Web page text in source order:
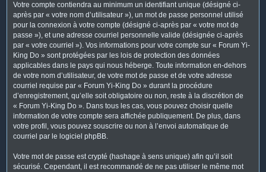
Votre compte contiendra au minimum un identifiant unique (désigné ci-
après par « votre nom d’utilisateur »), un mot de passe personnel utilisé
pour la connexion à votre compte (désigné ci-après par « votre mot de
passe »), et une adresse courriel personnelle valide (désignée ci-après
par « votre courriel »). Vos informations pour votre compte sur « Forum Yi-
King Do » sont protégées par les lois de protection des données
applicables dans le pays qui nous héberge. Toute information en-dehors
de votre nom d’utilisateur, de votre mot de passe et de votre adresse
courriel requise par « Forum Yi-King Do » durant la procédure
d’enregistrement, qu’elle soit obligatoire ou non, reste à la discrétion de
« Forum Yi-King Do ». Dans tous les cas, vous pouvez choisir quelle
information de votre compte sera affichée publiquement. De plus, dans
votre profil, vous pouvez souscrire ou non à l’envoi automatique de
courriel par le logiciel phpBB.
Votre mot de passe est crypté (hashage à sens unique) afin qu’il soit
sécurisé. Cependant, il est recommandé de ne pas utiliser le même mot